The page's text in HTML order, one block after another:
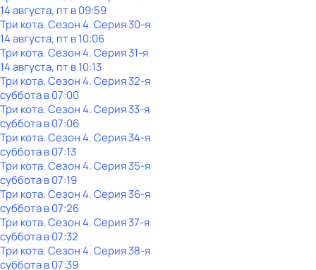
14 августа, пт в 09:59
Три кота. Сезон 4. Серия 30-я
14 августа, пт в 10:06
Три кота. Сезон 4. Серия 31-я
14 августа, пт в 10:13
Три кота. Сезон 4. Серия 32-я
субботав07:00
Три кота. Сезон 4. Серия 33-я
субботав07:06
Три кота. Сезон 4. Серия 34-я
субботав07:13
Три кота. Сезон 4. Серия 35-я
субботав07:19
Три кота. Сезон 4. Серия 36-я
субботав07:26
Три кота. Сезон 4. Серия 37-я
субботав07:32
Три кота. Сезон 4. Серия 38-я
субботав07:39